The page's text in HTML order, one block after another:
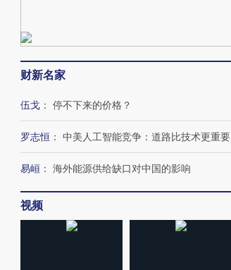
财新名家
伍戈 ： 停不下来的价格？
罗志恒 ： 中美人工智能竞争：道路比技术更重要
易峘 ： 海外能源供给缺口对中国的影响
视频